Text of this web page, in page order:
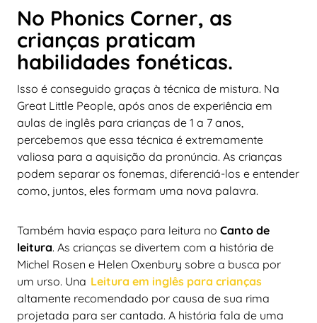
No Phonics Corner, as
crianças praticam
habilidades fonéticas.
Isso é conseguido graças à técnica de mistura. Na
Great Little People, após anos de experiência em
aulas de inglês para crianças de 1 a 7 anos,
percebemos que essa técnica é extremamente
valiosa para a aquisição da pronúncia. As crianças
podem separar os fonemas, diferenciá-los e entender
como, juntos, eles formam uma nova palavra.
Também havia espaço para leitura no Canto de
leitura. As crianças se divertem com a história de
Michel Rosen e Helen Oxenbury sobre a busca por
um urso. Una Leitura em inglês para crianças
altamente recomendado por causa de sua rima
projetada para ser cantada. A história fala de uma